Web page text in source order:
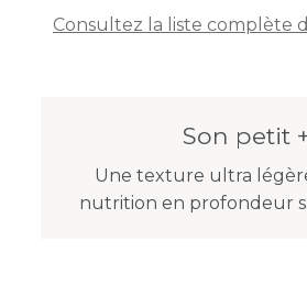
Consultez la liste complète
Son petit
Une texture ultra
nutrition en profondeur